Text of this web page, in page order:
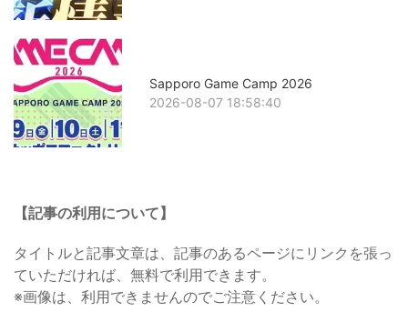
Sapporo Game Camp 2026
2026-08-07 18:58:40
【記事の利用について】
タイトルと記事文章は、記事のあるページにリンクを張っ
ていただければ、無料で利用できます。
※画像は、利用できませんのでご注意ください。